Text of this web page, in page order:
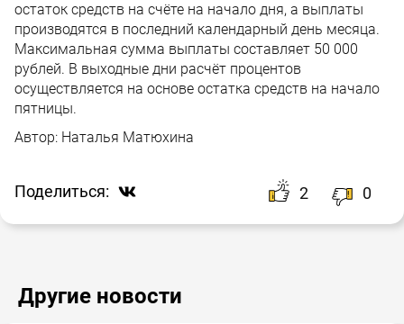
остаток средств на счёте на начало дня, а выплаты
производятся в последний календарный день месяца.
Максимальная сумма выплаты составляет 50 000
рублей. В выходные дни расчёт процентов
осуществляется на основе остатка средств на начало
пятницы.
Автор: Наталья Матюхина
Поделиться: 2 0
Другие новости